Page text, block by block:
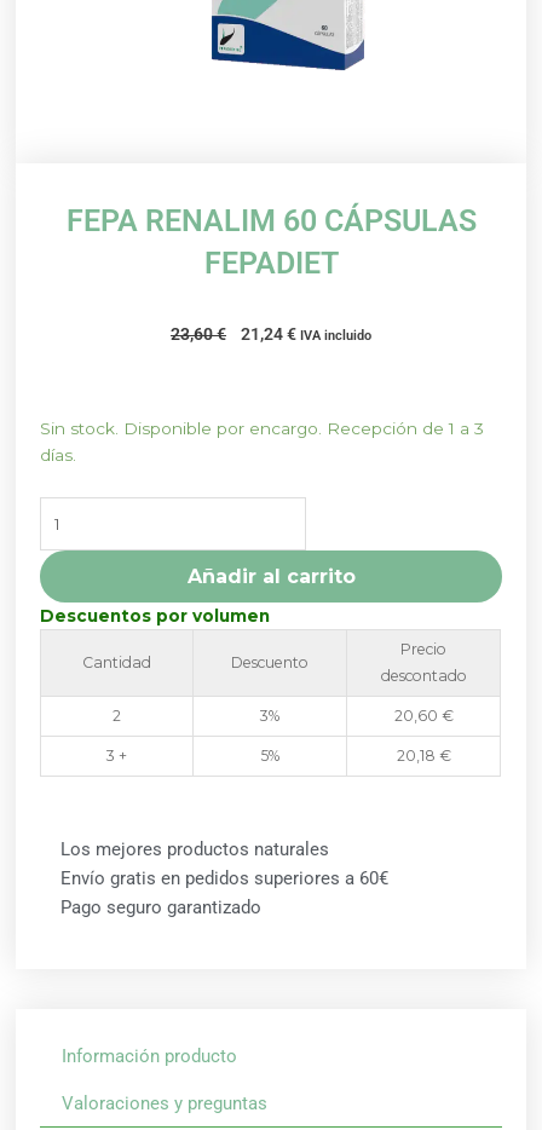
FEPA RENALIM 60 CÁPSULAS
FEPADIET
23,60€
El
23,60 €.
21,24€El
21,24 €.
IVA incluido
Sin stock. Disponible por encargo. Recepción de 1 a 3
días.
FEPA
RENALIM
FEPADIET
cantidad
Añadir al carrito
Descuentos por volumen
Cantidad Descuento
Precio
descontado
2 3% 20,60 €
3 + 5% 20,18 €
Los mejores productos naturales
Envío gratis en pedidos superiores a 60€
Pago seguro garantizado
Información producto
Valoraciones y preguntas